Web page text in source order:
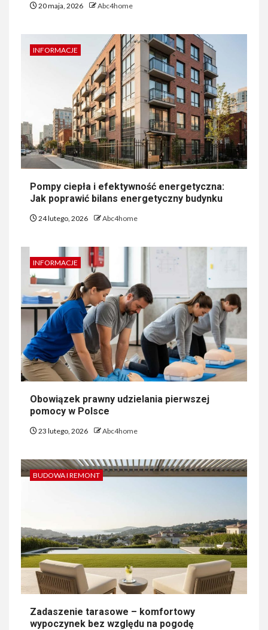
20 maja, 2026 Abc4home
INFORMACJE
Pompy ciepła i efektywność energetyczna:
Jak poprawić bilans energetyczny budynku
24 lutego, 2026 Abc4home
INFORMACJE
Obowiązek prawny udzielania pierwszej
pomocy w Polsce
23 lutego, 2026 Abc4home
BUDOWA I REMONT
Zadaszenie tarasowe – komfortowy
wypoczynek bez względu na pogodę